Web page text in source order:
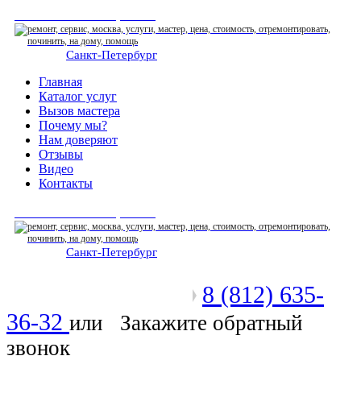
Санкт-Петербург
Главная
Каталог услуг
Вызов мастера
Почему мы?
Нам доверяют
Отзывы
Видео
Контакты
Санкт-Петербург
8 (812) 635-
36-32 или
Закажите обратный
звонок